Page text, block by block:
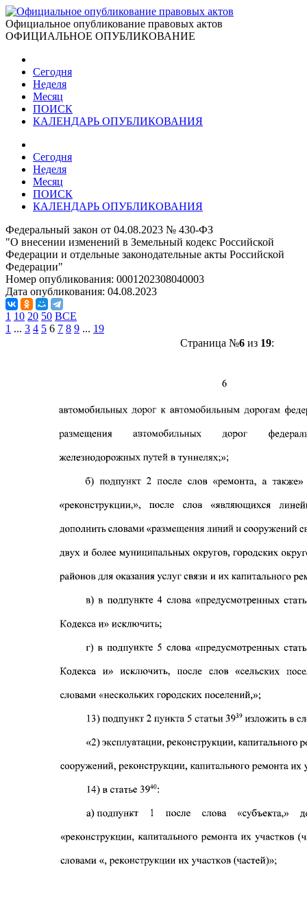
Официальное опубликование правовых актов
ОФИЦИАЛЬНОЕ ОПУБЛИКОВАНИЕ
Сегодня
Неделя
Месяц
ПОИСК
КАЛЕНДАРЬ ОПУБЛИКОВАНИЯ
Сегодня
Неделя
Месяц
ПОИСК
КАЛЕНДАРЬ ОПУБЛИКОВАНИЯ
Федеральный закон от 04.08.2023 № 430-ФЗ
"О внесении изменений в Земельный кодекс Российской
Федерации и отдельные законодательные акты Российской
Федерации"
Номер опубликования: 0001202308040003
Дата опубликования: 04.08.2023
1 10 20 50 ВСЕ
1 ... 3 4 5 6 7 8 9 ... 19
Страница №6из 19: